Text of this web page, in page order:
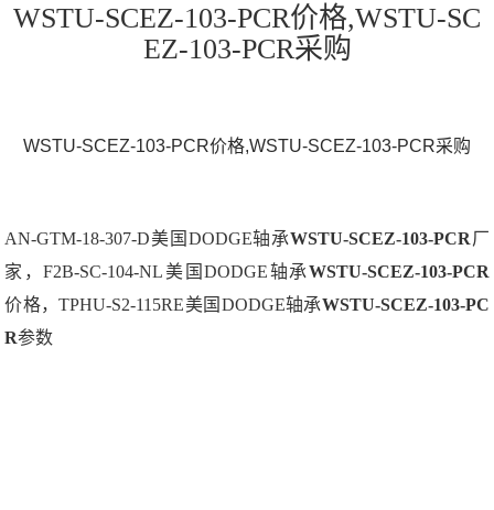
WSTU-SCEZ-103-PCR价格,WSTU-SC
EZ-103-PCR采购
WSTU-SCEZ-103-PCR价格,WSTU-SCEZ-103-PCR采购
AN-GTM-18-307-D美国DODGE轴承WSTU-SCEZ-103-PCR厂
家，F2B-SC-104-NL美国DODGE轴承WSTU-SCEZ-103-PCR
价格，TPHU-S2-115RE美国DODGE轴承WSTU-SCEZ-103-PC
R参数